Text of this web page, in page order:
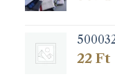
22 Ft